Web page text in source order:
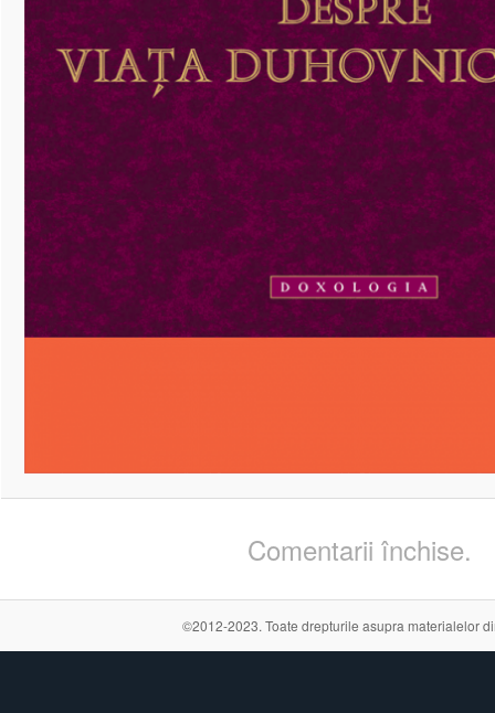
Comentarii închise.
©2012-2023. Toate drepturile asupra materialelor